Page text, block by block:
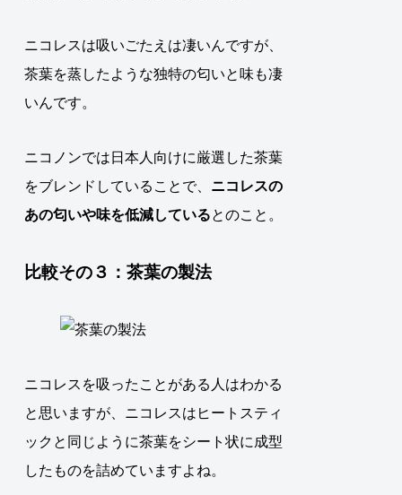
ニコレスは吸いごたえは凄いんですが、
茶葉を蒸したような独特の匂いと味も凄
いんです。
ニコノンでは日本人向けに厳選した茶葉
をブレンドしていることで、 ニコレスの
あの匂いや味を低減しているとのこと。
比較その３：茶葉の製法
ニコレスを吸ったことがある人はわかる
と思いますが、ニコレスはヒートスティ
ックと同じように茶葉をシート状に成型
したものを詰めていますよね。